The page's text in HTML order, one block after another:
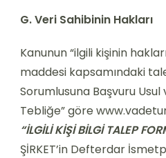
G. Veri Sahibinin Hakları
Kanunun “ilgili kişinin
maddesi kapsamındaki
Sorumlusuna Başvuru Usul
Tebliğe” göre
“İLGİLİ KİŞİ BİLGİ TALEP
ŞİRKET’in Defterdar